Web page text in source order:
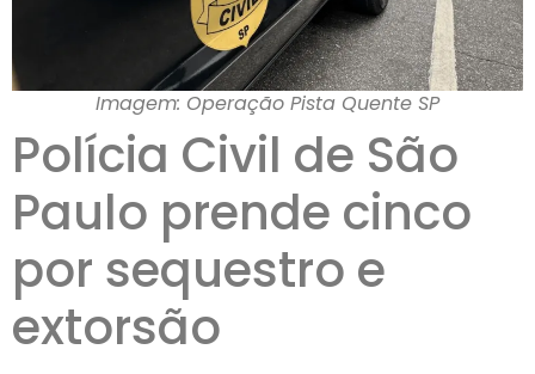
Imagem: Operação Pista Quente SP
Polícia Civil de São
Paulo prende cinco
por sequestro e
extorsão